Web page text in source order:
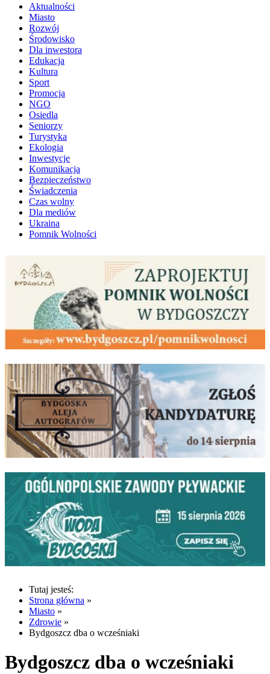
Aktualności
Miasto
Rozwój
Środowisko
Dla inwestora
Edukacja
Kultura
Sport
Promocja
NGO
Osiedla
Seniorzy
Turystyka
Ekologia
Inwestycje
Komunikacja
Bezpieczeństwo
Świadczenia
Czas wolny
Dla mediów
Ukraina
Pomnik Wolności
Tutaj jesteś:
Strona główna »
Miasto »
Zdrowie »
Bydgoszcz dba o wcześniaki
Bydgoszcz dba o wcześniaki